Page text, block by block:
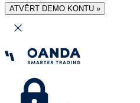
ATVĒRT DEMO KONTU »